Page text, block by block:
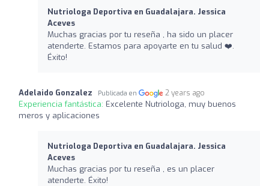
Nutriologa Deportiva en Guadalajara. Jessica
Aceves
Muchas gracias por tu reseña , ha sido un placer
atenderte. Estamos para apoyarte en tu salud ❤️‍.
Éxito!
Adelaido Gonzalez Publicada en 2 years ago
Experiencia fantástica: Excelente Nutriologa, muy buenos
meros y aplicaciones
Nutriologa Deportiva en Guadalajara. Jessica
Aceves
Muchas gracias por tu reseña , es un placer
atenderte. Éxito!